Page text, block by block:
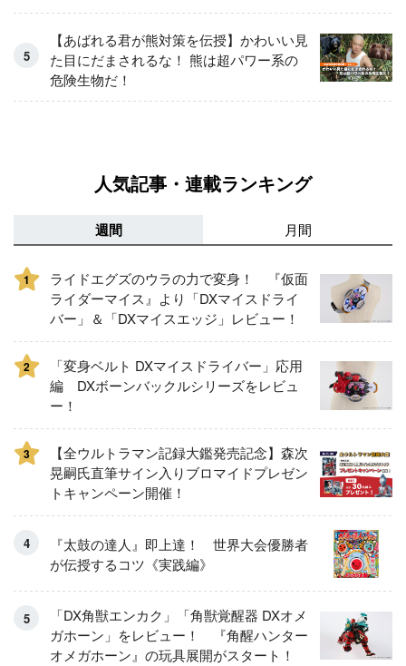
【あばれる君が熊対策を伝授】かわいい見
た目にだまされるな！ 熊は超パワー系の
危険生物だ！
人気記事・連載ランキング
週間 月間
1
ライドエグズのウラの力で変身！ 『仮面
ライダーマイス』より「DXマイスドライ
バー」＆「DXマイスエッジ」レビュー！
2
「変身ベルト DXマイスドライバー」応用
編 DXボーンバックルシリーズをレビュ
ー！
3
【全ウルトラマン記録大鑑発売記念】森次
晃嗣氏直筆サイン入りブロマイドプレゼン
トキャンペーン開催！
『太鼓の達人』即上達！ 世界大会優勝者
が伝授するコツ《実践編》
「DX角獣エンカク」「角獣覚醒器 DXオメ
ガホーン」をレビュー！ 『角醒ハンター
オメガホーン』の玩具展開がスタート！